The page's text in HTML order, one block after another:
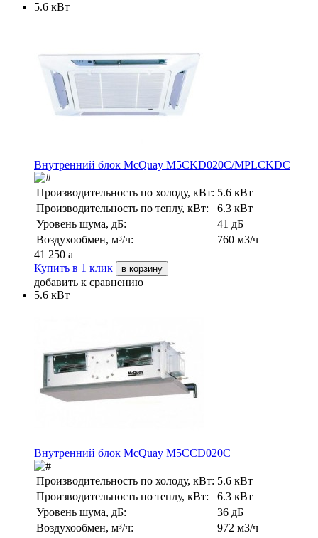
5.6 кВт
Внутренний блок McQuay M5CKD020C/MPLCKDC
Производительность по холоду, кВт: 5.6 кВт
Производительность по теплу, кВт:
6.3 кВт
Уровень шума, дБ:
41 дБ
Воздухообмен, м³/ч:
760 м3/ч
41 250 a
Купить в 1 клик
в корзину
добавить к сравнению
5.6 кВт
Внутренний блок McQuay M5CCD020C
Производительность по холоду, кВт: 5.6 кВт
Производительность по теплу, кВт:
6.3 кВт
Уровень шума, дБ:
36 дБ
Воздухообмен, м³/ч:
972 м3/ч